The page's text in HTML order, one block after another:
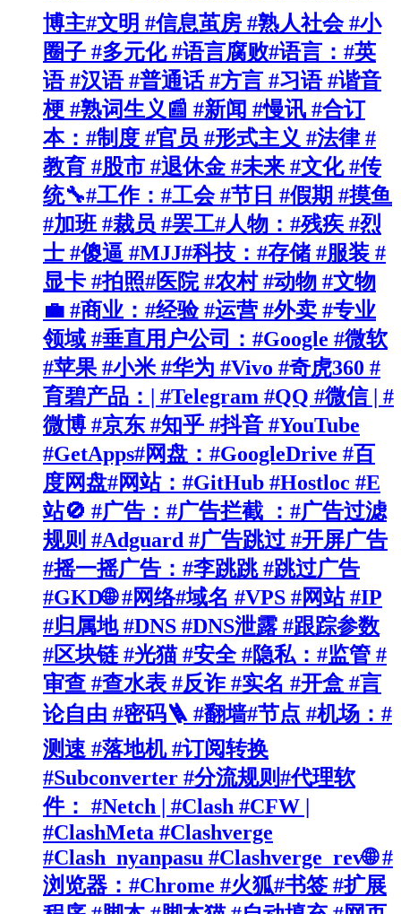
博主#文明 #信息茧房 #熟人社会 #小
圈子 #多元化 #语言腐败#语言：#英
语 #汉语 #普通话 #方言 #习语 #谐音
梗 #熟词生义📰 #新闻 #慢讯 #合订
本：#制度 #官员 #形式主义 #法律 #
教育 #股市 #退休金 #未来 #文化 #传
统🔧#工作：#工会 #节日 #假期 #摸鱼
#加班 #裁员 #罢工#人物：#残疾 #烈
士 #傻逼 #MJJ#科技：#存储 #服装 #
显卡 #拍照#医院 #农村 #动物 #文物
💼 #商业：#经验 #运营 #外卖 #专业
领域 #垂直用户公司：#Google #微软
#苹果 #小米 #华为 #Vivo #奇虎360 #
育碧产品：| #Telegram #QQ #微信 | #
微博 #京东 #知乎 #抖音 #YouTube
#GetApps#网盘：#GoogleDrive #百
度网盘#网站：#GitHub #Hostloc #E
站🚫 #广告：#广告拦截 ：#广告过滤
规则 #Adguard #广告跳过 #开屏广告
#摇一摇广告：#李跳跳 #跳过广告
#GKD🌐 #网络#域名 #VPS #网站 #IP
#归属地 #DNS #DNS泄露 #跟踪参数
#区块链 #光猫 #安全 #隐私：#监管 #
审查 #查水表 #反诈 #实名 #开盒 #言
论自由 #密码🪜 #翻墙#节点 #机场：#
测速 #落地机 #订阅转换
#Subconverter #分流规则#代理软
件： #Netch | #Clash #CFW |
#ClashMeta #Clashverge
#Clash_nyanpasu #Clashverge_rev🌐 #
浏览器：#Chrome #火狐#书签 #扩展